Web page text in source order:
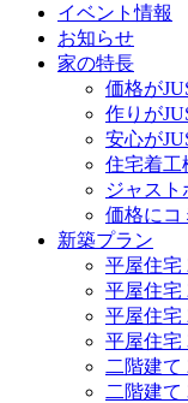
イベント情報
お知らせ
家の特長
価格が
作りが
安心が
住宅着工
ジャスト
価格にコ
新築プラン
平屋住宅
平屋住宅
平屋住宅
平屋住宅
二階建て
二階建て